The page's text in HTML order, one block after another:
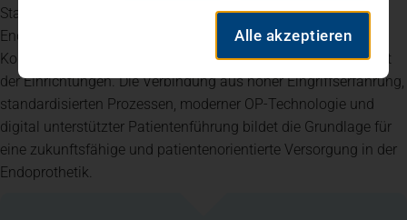
Standorten der Region. Nach Angaben des
Endoprothesenregisters Deutschland liegt die
Komplikationsrate im Vergleich unter den besten fünf Prozent
der Einrichtungen. Die Verbindung aus hoher Eingriffserfahrung,
standardisierten Prozessen, moderner OP-Technologie und
digital unterstützter Patientenführung bildet die Grundlage für
eine zukunftsfähige und patientenorientierte Versorgung in der
Endoprothetik.
Alle akzeptieren